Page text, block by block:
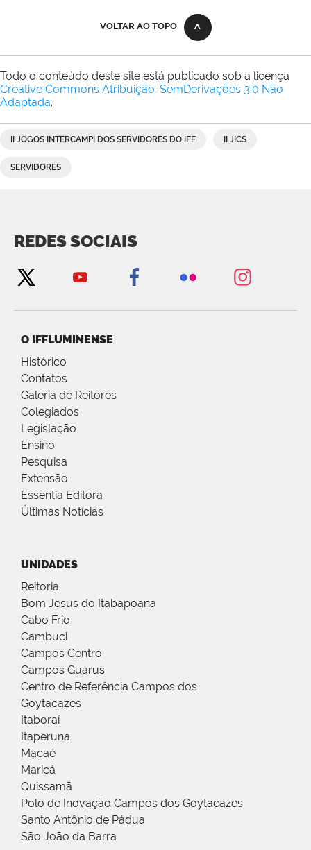
VOLTAR AO TOPO
Todo o conteúdo deste site está publicado sob a licença
Creative Commons Atribuição-SemDerivações 3.0 Não
Adaptada.
II JOGOS INTERCAMPI DOS SERVIDORES DO IFF II JICS
SERVIDORES
REDES SOCIAIS
O IFFLUMINENSE
Histórico
Contatos
Galeria de Reitores
Colegiados
Legislação
Ensino
Pesquisa
Extensão
Essentia Editora
Últimas Notícias
UNIDADES
Reitoria
Bom Jesus do Itabapoana
Cabo Frio
Cambuci
Campos Centro
Campos Guarus
Centro de Referência Campos dos
Goytacazes
Itaboraí
Itaperuna
Macaé
Maricá
Quissamã
Polo de Inovação Campos dos Goytacazes
Santo Antônio de Pádua
São João da Barra